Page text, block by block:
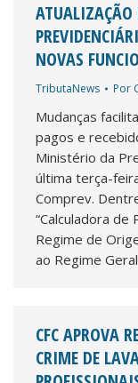
ATUALIZAÇÃO
NOVAS
TributaNews Por
Mudanças
pagos e
Ministério da
última terça-
Comprev.
“Calculadora de
Regime de
ao Regime
CFC APROVA
CRIME DE